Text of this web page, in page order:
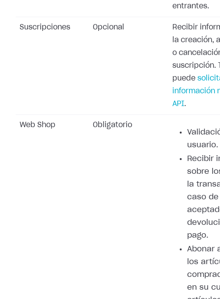
entrantes.
Suscripciones Opcional
Recibir
la creación,
o
suscripción.
puede
información
API.
Web Shop Obligatorio
usuario.
Recibir
sobre
la
caso de
pago.
Abonar
los
en su